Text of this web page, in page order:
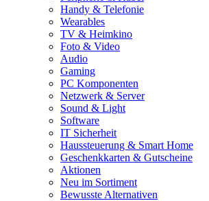
Handy & Telefonie
Wearables
TV & Heimkino
Foto & Video
Audio
Gaming
PC Komponenten
Netzwerk & Server
Sound & Light
Software
IT Sicherheit
Haussteuerung & Smart Home
Geschenkkarten & Gutscheine
Aktionen
Neu im Sortiment
Bewusste Alternativen